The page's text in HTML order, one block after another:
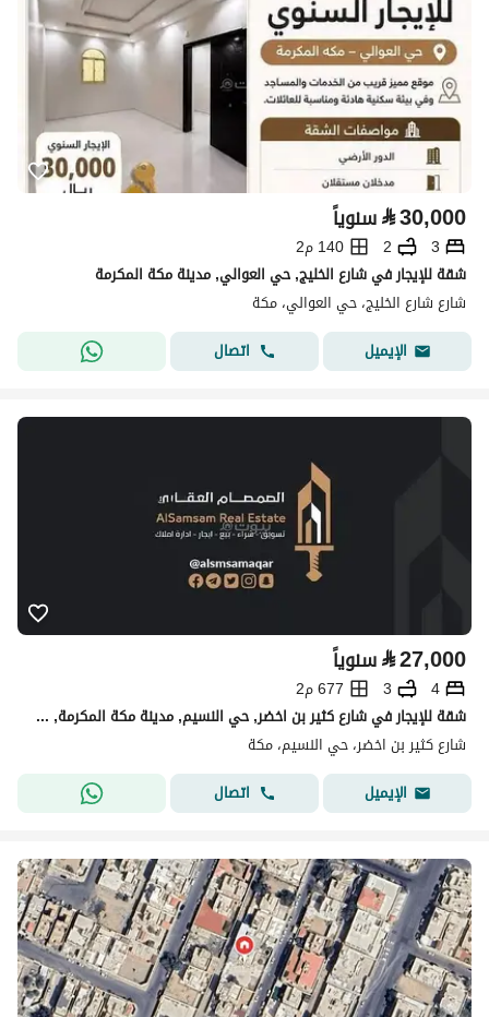
⃁30,000 سنوياً
3
2
140 م2
شقة للإيجار في شارع الخليج, حي العوالي, مدينة مكة المكرمة
شارع شارع الخليج، حي العوالي، مكة
الإيميل
اتصال
⃁27,000 سنوياً
4
3
677 م2
شقة للإيجار في شارع كثير بن اخضر, حي النسيم, مدينة مكة المكرمة, منطقة مكة المكرمة
شارع كثير بن اخضر، حي النسيم، مكة
الإيميل
اتصال